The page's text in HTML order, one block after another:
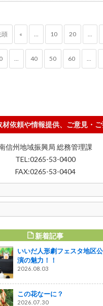
頭 « ... 10 20 ...
... 40 50 60 ...
材依頼や情報提供、ご意見・
信州地域振興局 総務管理課
TEL:0265-53-0400
FAX:0265-53-0404
新着記事
いいだ人形劇フェスタ地区公
演の魅力！！
2026.08.03
この花なーに？
2026.07.30